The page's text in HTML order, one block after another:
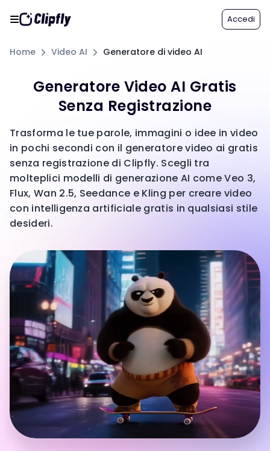
Accedi
Home Video AI Generatore di video AI
Generatore Video AI Gratis
Senza Registrazione
Trasforma le tue parole, immagini o idee in video
in pochi secondi con il generatore video ai gratis
senza registrazione di Clipfly. Scegli tra
molteplici modelli di generazione AI come Veo 3,
Flux, Wan 2.5, Seedance e Kling per creare video
con intelligenza artificiale gratis in qualsiasi stile
desideri.